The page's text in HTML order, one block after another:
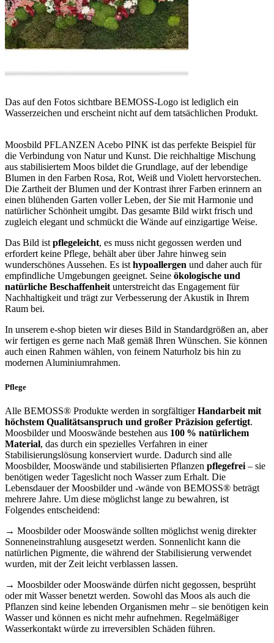
Das auf den Fotos sichtbare BEMOSS-Logo ist lediglich ein
Wasserzeichen und erscheint nicht auf dem tatsächlichen Produkt.
Moosbild PFLANZEN Acebo PINK ist das perfekte Beispiel für
die Verbindung von Natur und Kunst. Die reichhaltige Mischung
aus stabilisiertem Moos bildet die Grundlage, auf der lebendige
Blumen in den Farben Rosa, Rot, Weiß und Violett hervorstechen.
Die Zartheit der Blumen und der Kontrast ihrer Farben erinnern an
einen blühenden Garten voller Leben, der Sie mit Harmonie und
natürlicher Schönheit umgibt. Das gesamte Bild wirkt frisch und
zugleich elegant und schmückt die Wände auf einzigartige Weise.
Das Bild ist pflegeleicht, es muss nicht gegossen werden und
erfordert keine Pflege, behält aber über Jahre hinweg sein
wunderschönes Aussehen. Es ist hypoallergen und daher auch für
empfindliche Umgebungen geeignet. Seine ökologische und
natürliche Beschaffenheit unterstreicht das Engagement für
Nachhaltigkeit und trägt zur Verbesserung der Akustik in Ihrem
Raum bei.
In unserem e-shop bieten wir dieses Bild in Standardgrößen an, aber
wir fertigen es gerne nach Maß gemäß Ihren Wünschen. Sie können
auch einen Rahmen wählen, von feinem Naturholz bis hin zu
modernen Aluminiumrahmen.
Pflege
Alle BEMOSS® Produkte werden in sorgfältigerHandarbeit mit
höchstem Qualitätsanspruch und großer Präzision gefertigt.
Moosbilder und Mooswände bestehen aus 100 % natürlichem
Material, das durch ein spezielles Verfahren in einer
Stabilisierungslösung konserviert wurde. Dadurch sind alle
Moosbilder, Mooswände und stabilisierten Pflanzen pflegefrei – sie
benötigen weder Tageslicht noch Wasser zum Erhalt. Die
Lebensdauer der Moosbilder und -wände von BEMOSS® beträgt
mehrere Jahre. Um diese möglichst lange zu bewahren, ist
Folgendes entscheidend:
→ Moosbilder oder Mooswände sollten möglichst wenig direkter
Sonneneinstrahlung ausgesetzt werden. Sonnenlicht kann die
natürlichen Pigmente, die während der Stabilisierung verwendet
wurden, mit der Zeit leicht verblassen lassen.
→ Moosbilder oder Mooswände dürfen nicht gegossen, besprüht
oder mit Wasser benetzt werden. Sowohl das Moos als auch die
Pflanzen sind keine lebenden Organismen mehr – sie benötigen kein
Wasser und können es nicht mehr aufnehmen. Regelmäßiger
Wasserkontakt würde zu irreversiblen Schäden führen.